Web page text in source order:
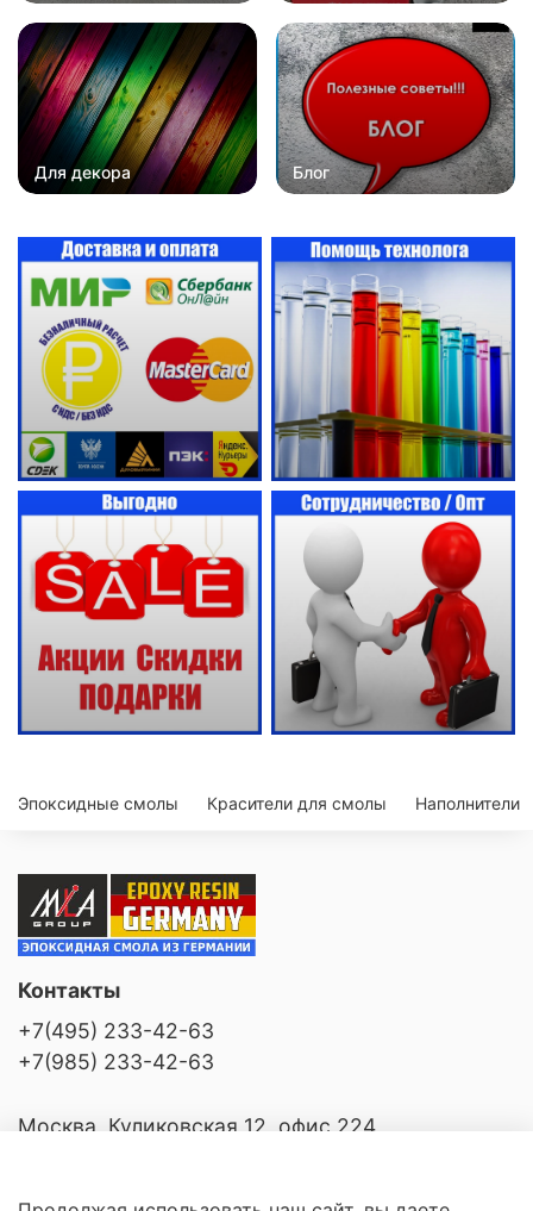
Для декора Блог
Эпоксидные смолы Красители для смолы Наполнители
Контакты
+7(495) 233-42-63
+7(985) 233-42-63
Москва, Куликовская 12, офис 224